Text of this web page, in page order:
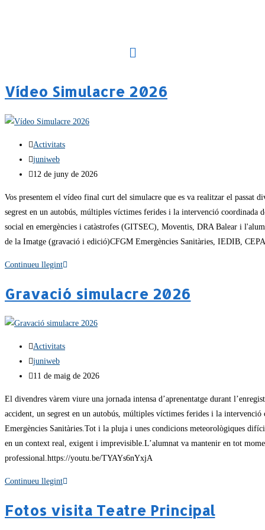
Vídeo Simulacre 2026
Activitats
juniweb
12 de juny de 2026
Vos presentem el vídeo final curt del simulacre que es va realitzar el passat
segrest en un autobús, múltiples víctimes ferides i la intervenció
social en emergències i catàstrofes (GITSEC), Moventis, DRA Balear i
de la Imatge (gravació i edició)CFGM Emergències Sanitàries, IEDIB,
Continueu llegint
Gravació simulacre 2026
Activitats
juniweb
11 de maig de 2026
El divendres vàrem viure una jornada intensa d’aprenentatge durant
accident, un segrest en un autobús, múltiples víctimes ferides i la
Emergències Sanitàries.Tot i la pluja i unes condicions meteorològiques
en un context real, exigent i imprevisible.L’alumnat va mantenir en tot
professional.https://youtu.be/TYAYs6nYxjA
Continueu llegint
Fotos visita Teatre Principal